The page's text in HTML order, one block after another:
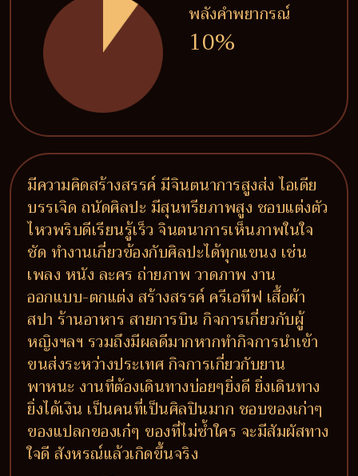
พลังคำพยากรณ์
10%
มีความคิดสร้างสรรค์ มีจินตนาการสูงส่ง ไอเดีย
บรรเจิด ถนัดศิลปะ มีสุนทรียภาพสูง ชอบแต่งตัว
ไหวพริบดีเรียนรู้เร็ว จินตนาการเห็นภาพในใจ
ชัด ทำงานเกี่ยวข้องกับศิลปะได้ทุกแขนง เช่น
เพลง หนัง ละคร ถ่ายภาพ วาดภาพ งาน
ออกแบบ-ตกแต่ง สร้างสรรค์ ครีเอทีฟ เสื้อผ้า
สปา ร้านอาหาร สายการบิน กิจการเกี่ยวกับผู้
หญิงฯลฯ รวมถึงมีผลดีมากหากทำกิจการนำเข้า
ขนส่งระหว่างประเทศ กิจการเกี่ยวกับยาน
พาหนะ งานที่ต้องเดินทางบ่อยๆยิ่งดี ยิ่งเดินทาง
ยิ่งได้เงิน เป็นคนที่เป็นศิลปินมาก ชอบของเก่าๆ
ของแปลกของเก๋ๆ ของที่ไม่ซ้ำใคร จะมีสัมผัสทาง
ใจดี สังหรณ์แล้วเกิดขึ้นจริง